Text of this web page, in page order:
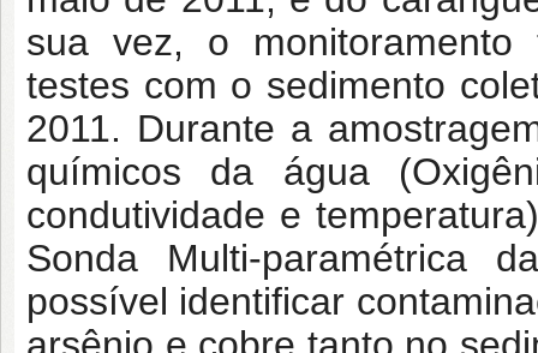
sua vez, o monitoramento
testes com o sedimento
2011. Durante a
químicos da água
condutividade e
Sonda Multi-paramétrica
possível identificar